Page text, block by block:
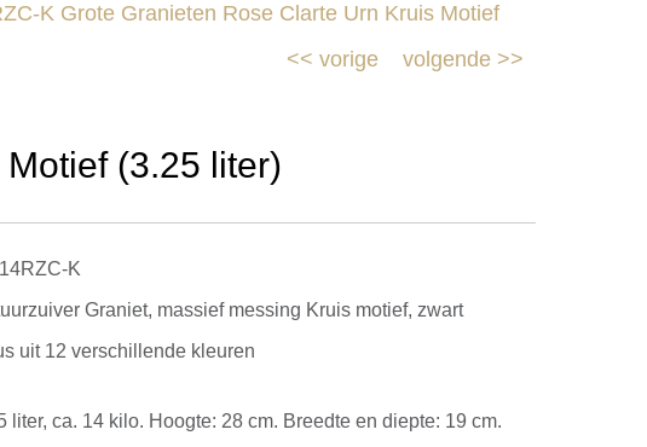
K Grote Granieten Rose Clarte Urn Kruis Motief
volgende >>
<< vorige
(3.25 liter)
K
Graniet, massief messing Kruis motief, zwart
uit 12 verschillende kleuren
liter, ca. 14 kilo. Hoogte: 28 cm. Breedte en diepte: 19 cm.